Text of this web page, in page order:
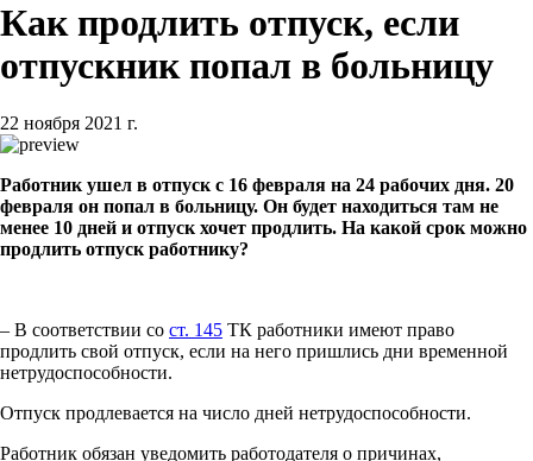
Как продлить отпуск, если
отпускник попал в больницу
22 ноября 2021 г.
Работник ушел в отпуск с 16 февраля на 24 рабочих дня. 20
февраля он попал в больницу. Он будет находиться там не
менее 10 дней и отпуск хочет продлить. На какой срок можно
продлить отпуск работнику?
­– В соответствии со ст. 145 ТК работники имеют право
продлить свой отпуск, если на него пришлись дни временной
нетрудоспособности.
Отпуск продлевается на число дней нетрудоспособности.
Работник обязан уведомить работодателя о причинах,